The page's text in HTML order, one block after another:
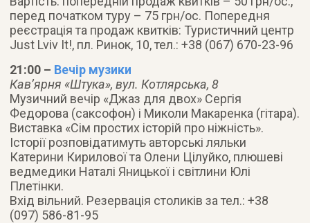
перед початком туру – 75 грн/ос. Попередня
реєстрація та продаж квитків: Туристичний центр
Just Lviv It!, пл. Ринок, 10, тел.: +38 (067) 670-23-96
21:00 – Вечір музики
Кав’ярня «Штука», вул. Котлярська, 8
Музичний вечір «Джаз для двох» Сергія
Федорова (саксофон) і Миколи Макаренка (гітара).
Виставка «Сім простих історій про ніжність».
Історії розповідатимуть авторські ляльки
Катерини Кирилової та Олени Цілуйко, плюшеві
ведмедики Наталі Яницької і світлини Юлі
Плетінки.
Вхід вільний. Резервація столиків за тел.: +38
(097) 586-81-95